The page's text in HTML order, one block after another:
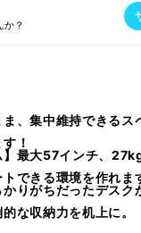
か？
、集中維持できるス
！
】最大57インチ、
できる環境を作れま
かりがちだったデスク
な収納力を机上に。